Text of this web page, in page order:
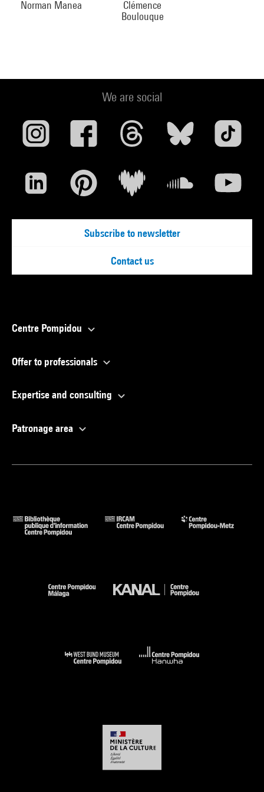
Norman Manea
Clémence
Boulouque
We are social
Subscribe to newsletter
Contact us
Centre Pompidou
Offer to professionals
Expertise and consulting
Patronage area